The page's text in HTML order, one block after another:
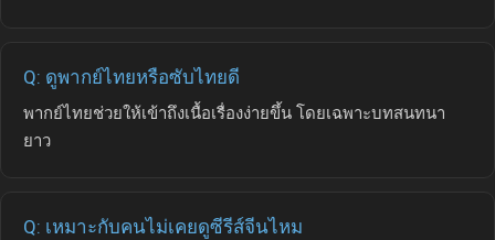
Q: ดูพากย์ไทยหรือซับไทยดี
พากย์ไทยช่วยให้เข้าถึงเนื้อเรื่องง่ายขึ้น โดยเฉพาะบทสนทนา
ยาว
Q: เหมาะกับคนไม่เคยดูซีรีส์จีนไหม